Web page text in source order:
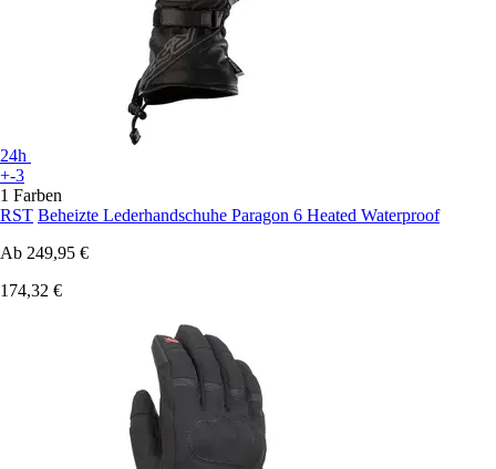
24h
+-3
1 Farben
RST Beheizte Lederhandschuhe Paragon 6 Heated Waterproof
Ab 249,95 €
174,32 €